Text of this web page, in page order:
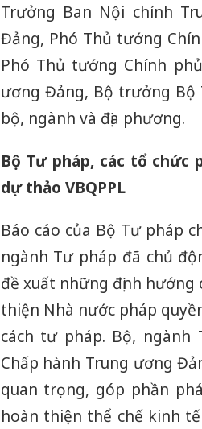
Trưởng Ban Nội chính
Đảng, Phó Thủ tướng
Phó Thủ tướng Chính
ương Đảng, Bộ trưởng Bộ
bộ, ngành và địa phương.
Bộ Tư pháp, các tổ chức
dự thảo VBQPPL
Báo cáo của Bộ Tư pháp
ngành Tư pháp đã chủ
đề xuất những định
thiện Nhà nước pháp
cách tư pháp. Bộ,
Chấp hành Trung ương
quan trọng, góp phần
hoàn thiện thể chế kinh